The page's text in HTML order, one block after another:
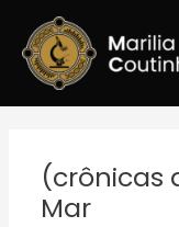
para
conteúdo
(crônicas
Mar